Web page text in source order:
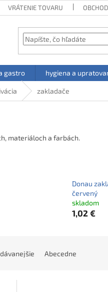
VRÁTENIE TOVARU
gastro hygiena a
zakladače
materiáloch a farbách.
Donau
červený
skladom
1,02 €
Abecedne